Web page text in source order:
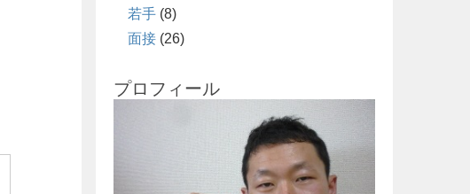
若手 (8)
面接 (26)
プロフィール